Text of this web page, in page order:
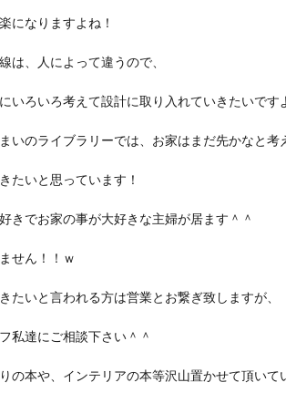
になりますよね！
は、人によって違うので、
いろいろ考えて設計に取り入れていきたいです
いのライブラリーでは、お家はまだ先かなと考
たいと思っています！
きでお家の事が大好きな主婦が居ます＾＾
せん！！ｗ
たいと言われる方は営業とお繋ぎ致しますが、
私達にご相談下さい＾＾
の本や、インテリアの本等沢山置かせて頂いて